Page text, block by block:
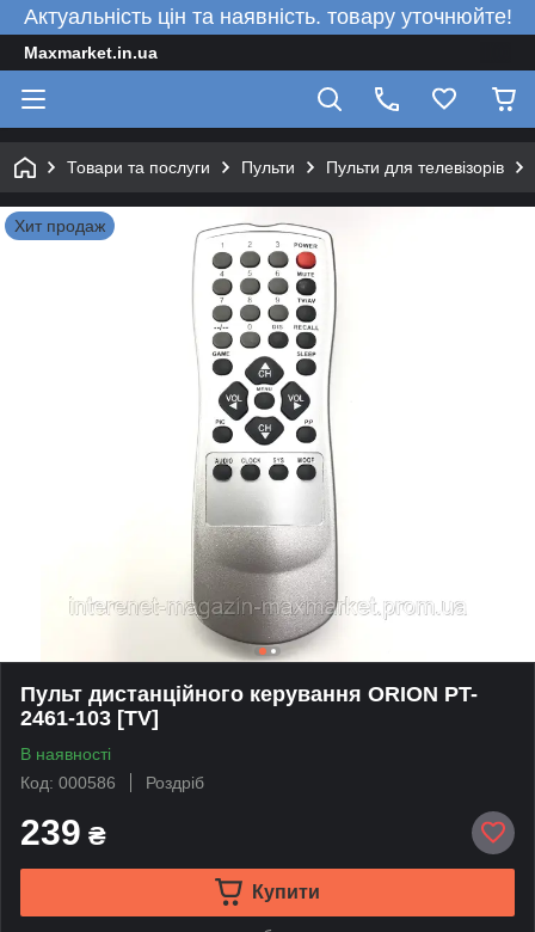
Актуальність цін та наявність. товару уточнюйте!
Maxmarket.in.ua
Товари та послуги Пульти Пульти для телевізорів
Хит продаж
Пульт дистанційного керування ORION PT-
2461-103 [TV]
В наявності
Код: 000586
Роздріб
239 ₴
Купити